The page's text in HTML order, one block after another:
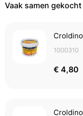
Vaak samen
1000310
€ 4,80